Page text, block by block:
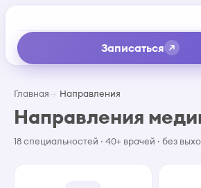
Записаться
Главная Направления
Направления
18 специальностей · 40+ врачей · без